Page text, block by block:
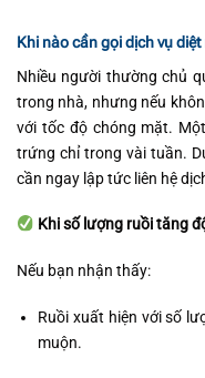
Khi nào cần gọi dịch vụ
Nhiều người thường chủ
trong nhà, nhưng nếu
với tốc độ chóng mặt.
trứng chỉ trong vài tuần.
cần ngay lập tức liên hệ
Khi số lượng ruồi tăng
Nếu bạn nhận thấy:
Ruồi xuất hiện với số
muộn.